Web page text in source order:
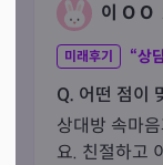
※ 예약시간이
자기 상담이 어
으면 다음 상담
이 O O
미래후기 “상
Q. 어떤 점이
상대방 속마
요. 친절하고